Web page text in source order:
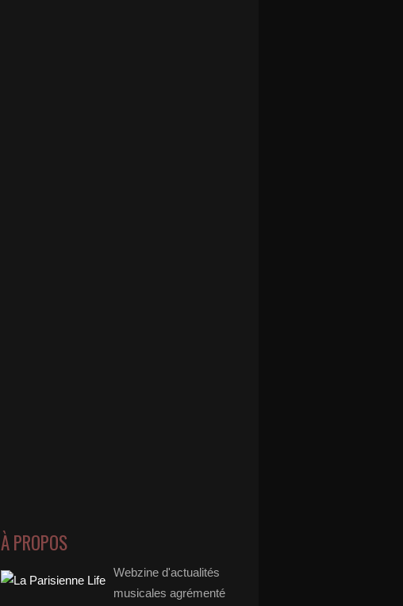
À PROPOS
Webzine d'actualités
musicales agrémenté